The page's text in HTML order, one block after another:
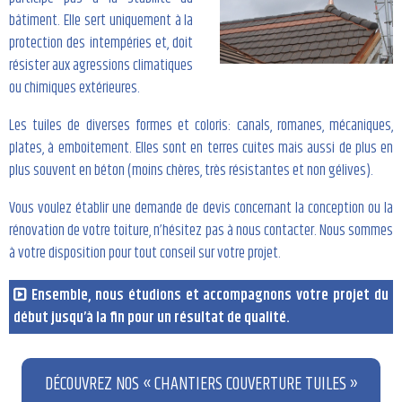
bâtiment. Elle sert uniquement à la
protection des intempéries et, doit
résister aux agressions climatiques
ou chimiques extérieures.
Les tuiles de diverses formes et coloris: canals, romanes, mécaniques,
plates, à emboitement. Elles sont en terres cuites mais aussi de plus en
plus souvent en béton (moins chères, très résistantes et non gélives).
Vous voulez établir une demande de devis concernant la conception ou la
rénovation de votre toiture, n’hésitez pas à nous contacter. Nous sommes
à votre disposition pour tout conseil sur votre projet.
Ensemble, nous étudions et accompagnons votre projet du
début jusqu’à la fin pour un résultat de qualité.
DÉCOUVREZ NOS « CHANTIERS COUVERTURE TUILES »